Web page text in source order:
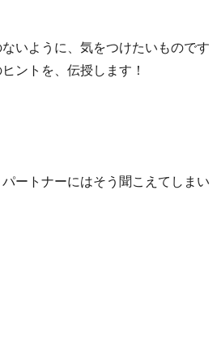
いように、気をつけたいものです
ントを、伝授します！
ートナーにはそう聞こえてしまい